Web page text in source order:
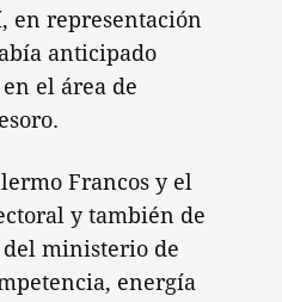
en representación
anticipado
el área de
Francos y el
y también de
ministerio de
energía